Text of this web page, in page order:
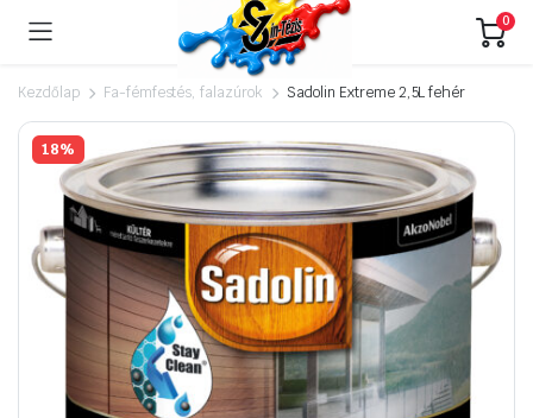
0
Kezdőlap Fa-fémfestés, falazúrok Sadolin Extreme 2,5L fehér
18%